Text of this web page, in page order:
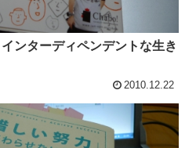
ンターディペンデントな生き
2010.12.22